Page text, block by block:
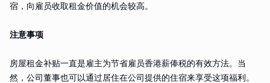
宿，向雇员收取租金价值的机会较高。
注意事项
房屋租金补贴一直是雇主为节省雇员香港薪俸税的有效方法。当
然，公司董事也可以通过居住在公司提供的住宿来享受这项福利。